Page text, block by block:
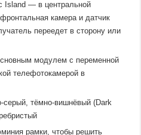
Island — в центральной
камера и датчик
переедет в сторону или
модулем с переменной
телефотокамерой в
серый, тёмно-вишнёвый (Dark
рамки, чтобы решить